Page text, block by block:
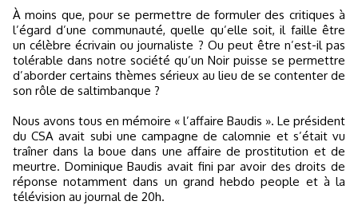
À moins que, pour se permettre de formuler des critiques à
l’égard d’une communauté, quelle qu’elle soit, il faille être
un célèbre écrivain ou journaliste ? Ou peut être n’est-il pas
tolérable dans notre société qu’un Noir puisse se permettre
d’aborder certains thèmes sérieux au lieu de se contenter de
son rôle de saltimbanque ?
Nous avons tous en mémoire « l’affaire Baudis ». Le président
du CSA avait subi une campagne de calomnie et s’était vu
traîner dans la boue dans une affaire de prostitution et de
meurtre. Dominique Baudis avait fini par avoir des droits de
réponse notamment dans un grand hebdo people et à la
télévision au journal de 20h.